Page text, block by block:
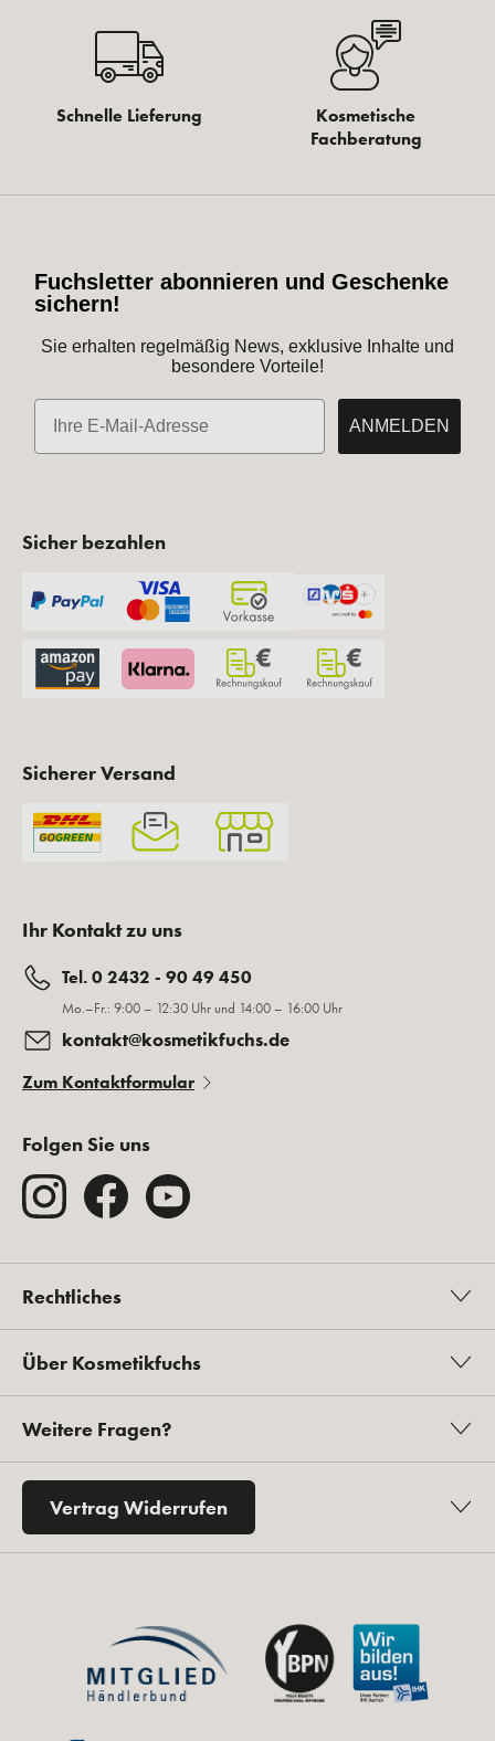
Schnelle Lieferung
Kosmetische
Fachberatung
Fuchsletter abonnieren und Geschenke
sichern!
Sie erhalten regelmäßig News, exklusive Inhalte und
besondere Vorteile!
E-Mail
ANMELDEN
Sicher bezahlen
Sicherer Versand
Ihr Kontakt zu uns
Tel. 0 2432 - 90 49 450
Mo.–Fr.: 9:00 – 12:30 Uhr und 14:00 – 16:00 Uhr
kontakt@kosmetikfuchs.de
Zum Kontaktformular
Folgen Sie uns
Rechtliches
Über Kosmetikfuchs
Weitere Fragen?
Vertrag Widerrufen